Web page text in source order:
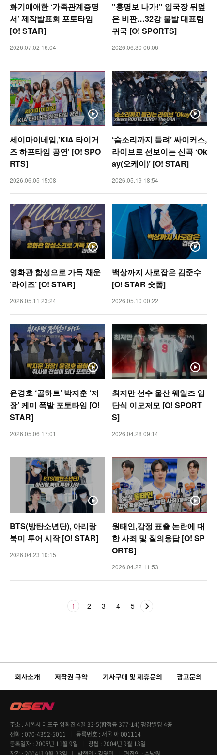
화기애애한 ‘가족관계증명
서’ 제작발표회 포토타임
[O! STAR]
2026.07.02 16:04
"홍명보 나가!" 입국장 뒤덮
은 비판…32강 불발 대표팀
귀국 [O! SPORTS]
2026.06.30 06:06
세이마이네임,'KIA 타이거
즈 하프타임 공연' [O! SPO
RTS]
2026.06.05 15:08
‘숨소리까지 들려’ 싸이커스,
라이브로 선보이는 신곡 ‘Ok
ay(오케이)’ [O! STAR]
2026.05.19 18:54
영화관 함성으로 가득 채운
‘라이즈’ [O! STAR]
2026.05.11 23:24
백상까지 사로잡은 김준수
[O! STAR 숏폼]
2026.05.10 00:22
윤경호 ‘골하트’ 박지훈 ‘저
장’ 케미 폭발 포토타임 [O!
STAR]
2026.05.06 17:01
최지만 선수 울산 웨일즈 입
단식 이모저모 [O! SPORT
S]
2026.04.28 09:14
BTS(방탄소년단), 아리랑
북미 투어 시작 [O! STAR]
2026.04.23 10:15
원태인,감정 표출 논란에 대
한 사죄 및 질의응답 [O! SP
ORTS]
2026.04.22 11:53
1 2 3 4 5
회사소개 저작권 규약 기사구매 및 제휴문의 광고문의
주소
서울시 마포구 양화진 4길 33-5(합정동 377-14) 평강빌딩 4층
전화 070-4352-5011 등록번호
서울 아 001114
등록일자 2005년 11월 9일 창립 2004년 9월 13일